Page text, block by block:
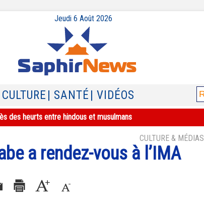
Jeudi 6 Août 2026
| CULTURE | SANTÉ | VIDÉOS
des heurts entre hindous et musulmans
CULTURE & MÉDIAS
a rendez-vous à l’IMA